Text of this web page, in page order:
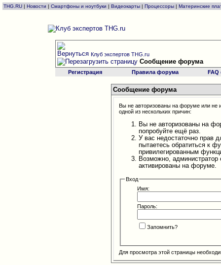
THG.RU | Новости | Смартфоны и ноутбуки | Видеокарты | Процессоры | Материнские
Клуб экспертов THG.ru
Сообщение форума
Регистрация Правила форума
Сообщение форума
Вы не авторизованы на форуме или не
одной из нескольких причин:
Вы не авторизованы на
попробуйте ещё раз.
У вас недостаточно прав
пытаетесь обратиться к
привилегированным
Возможно,
активированы на форуме.
Вход
Имя:
Пароль:
Запомнить?
Для просмотра этой страницы